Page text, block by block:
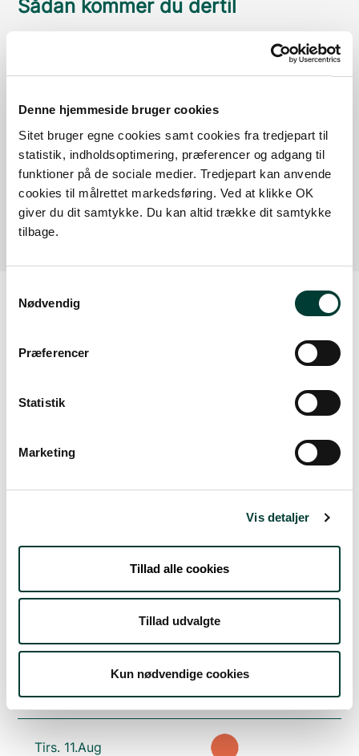
Denne hjemmeside bruger cookies
Sitet bruger egne cookies samt cookies fra tredjepart til
statistik, indholdsoptimering, præferencer og adgang til
funktioner på de sociale medier. Tredjepart kan anvende
cookies til målrettet markedsføring. Ved at klikke OK
giver du dit samtykke. Du kan altid trække dit samtykke
tilbage.
Nødvendig
Præferencer
Statistik
Marketing
Vis detaljer
Tillad alle cookies
Tillad udvalgte
Kun nødvendige cookies
Sådan kommer du dertil
Google Maps
Der er ingen parkeringspladser i umiddelbar nærhed
af faciliteten.
spredt skydække
19°13° let regn
Tirs. 11.Aug